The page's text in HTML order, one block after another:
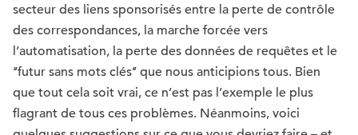
secteur des liens sponsorisés entre la perte de contrôle
des correspondances, la marche forcée vers
l’automatisation, la perte des données de requêtes et le
‘‘futur sans mots clés’’ que nous anticipions tous. Bien
que tout cela soit vrai, ce n’est pas l’exemple le plus
flagrant de tous ces problèmes. Néanmoins, voici